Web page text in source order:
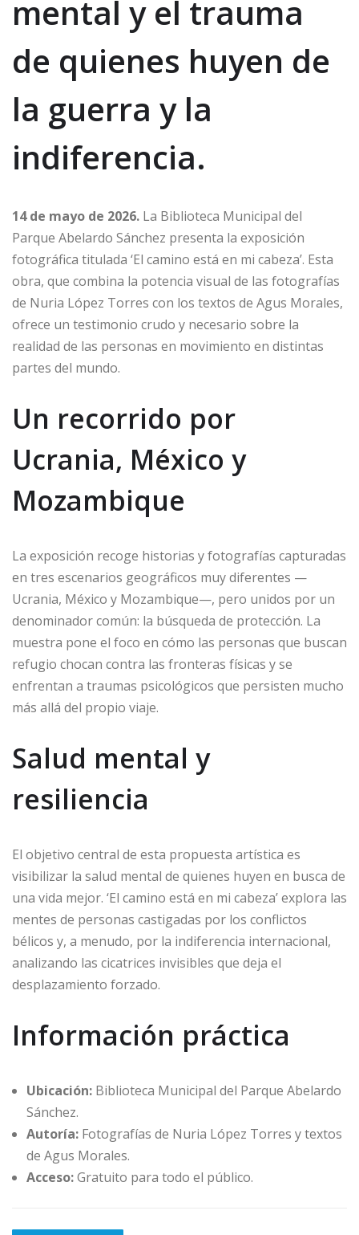
mental y el trauma
de quienes huyen de
la guerra y la
indiferencia.
14 de mayo de 2026. La Biblioteca Municipal del
Parque Abelardo Sánchez presenta la exposición
fotográfica titulada ‘El camino está en mi cabeza’. Esta
obra, que combina la potencia visual de las fotografías
de Nuria López Torres con los textos de Agus Morales,
ofrece un testimonio crudo y necesario sobre la
realidad de las personas en movimiento en distintas
partes del mundo.
Un recorrido por
Ucrania, México y
Mozambique
La exposición recoge historias y fotografías capturadas
en tres escenarios geográficos muy diferentes —
Ucrania, México y Mozambique—, pero unidos por un
denominador común: la búsqueda de protección. La
muestra pone el foco en cómo las personas que buscan
refugio chocan contra las fronteras físicas y se
enfrentan a traumas psicológicos que persisten mucho
más allá del propio viaje.
Salud mental y
resiliencia
El objetivo central de esta propuesta artística es
visibilizar la salud mental de quienes huyen en busca de
una vida mejor. ‘El camino está en mi cabeza’ explora las
mentes de personas castigadas por los conflictos
bélicos y, a menudo, por la indiferencia internacional,
analizando las cicatrices invisibles que deja el
desplazamiento forzado.
Información práctica
Ubicación: Biblioteca Municipal del Parque Abelardo
Sánchez.
Autoría: Fotografías de Nuria López Torres y textos
de Agus Morales.
Acceso:Gratuito para todo el público.